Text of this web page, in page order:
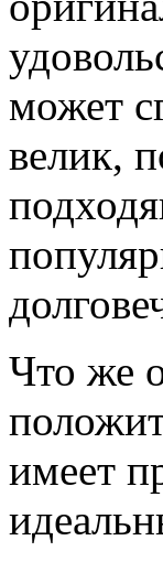
может
велик,
Что же
имеет